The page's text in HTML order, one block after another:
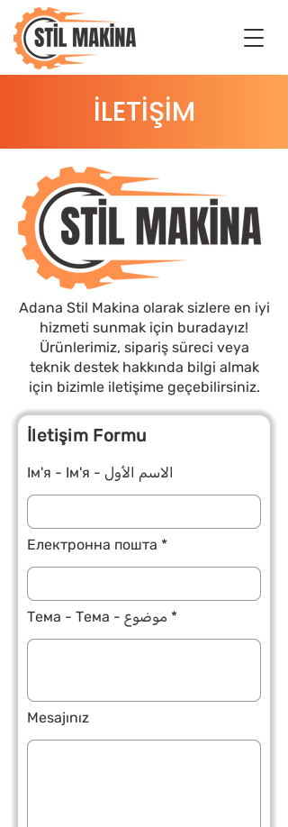
İLETİŞİM
Adana Stil Makina olarak sizlere en iyi
hizmeti sunmak için buradayız!
Ürünlerimiz, sipariş süreci veya
teknik destek hakkında bilgi almak
için bizimle iletişime geçebilirsiniz.
İletişim Formu
Ім'я - Ім'я - الاسم الأول
Електронна пошта
Тема - Тема - موضوع
Mesajınız